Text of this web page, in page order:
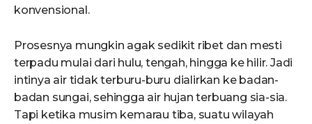
konvensional.
Prosesnya mungkin agak sedikit ribet dan mesti
terpadu mulai dari hulu, tengah, hingga ke hilir. Jadi
intinya air tidak terburu-buru dialirkan ke badan-
badan sungai, sehingga air hujan terbuang sia-sia.
Tapi ketika musim kemarau tiba, suatu wilayah